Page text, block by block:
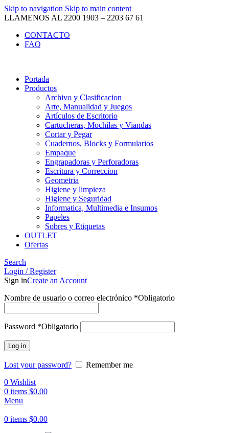
Skip to navigation Skip to main content
LLAMENOS AL 2200 1903 – 2203 67 61
CONTACTO
FAQ
Portada
Productos
Archivo y Clasificacion
Arte, Manualidad y Juegos
Artículos de Escritorio
Cartucheras, Mochilas y Viandas
Cortar y Pegar
Cuadernos, Blocks y Formularios
Empaque
Engrapadoras y Perforadoras
Escritura y Correccion
Geometria
Higiene y limpieza
Higiene y Seguridad
Informatica, Multimedia e Insumos
Papeles
Sobres y Etiquetas
OUTLET
Ofertas
Search
Login / Register
Sign inCreate an Account
Nombre de usuario o correo electrónico *Obligatorio
Password *Obligatorio
Log in
Lost your password?
Remember me
0 Wishlist
0 items $0.00
Menu
0 items $0.00